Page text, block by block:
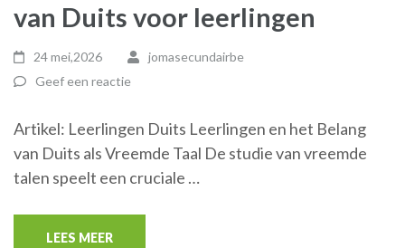
van Duits voor leerlingen
24 mei,2026
jomasecundairbe
Geef een reactie
Artikel: Leerlingen Duits Leerlingen en het Belang
van Duits als Vreemde Taal De studie van vreemde
talen speelt een cruciale …
LEES MEER